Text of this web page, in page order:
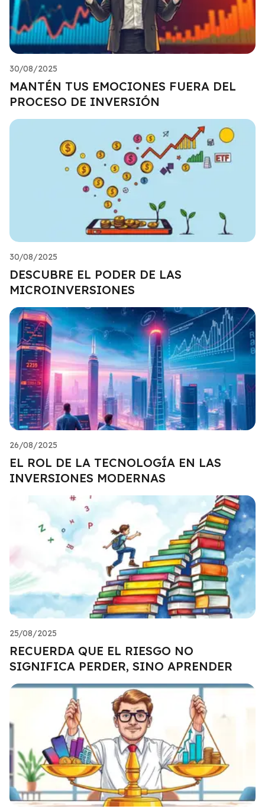
30/08/2025
MANTÉN TUS EMOCIONES FUERA DEL
PROCESO DE INVERSIÓN
30/08/2025
DESCUBRE EL PODER DE LAS
MICROINVERSIONES
26/08/2025
EL ROL DE LA TECNOLOGÍA EN LAS
INVERSIONES MODERNAS
25/08/2025
RECUERDA QUE EL RIESGO NO
SIGNIFICA PERDER, SINO APRENDER